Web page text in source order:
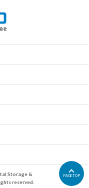
PAGETOP
社
Storage &
reserved.